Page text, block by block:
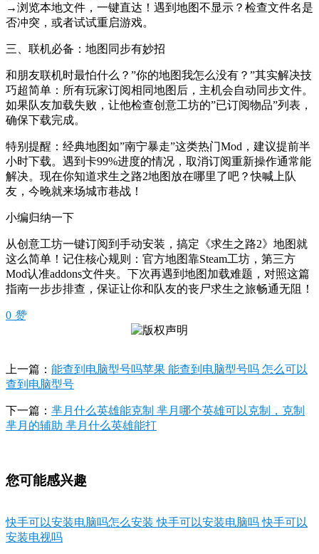
→浏览本地文件，一键直达！遇到地图不显示？检查文件名是
否冲突，或者试试重启游戏。
三、联机必备：地图同步有妙招
和朋友联机时最怕什么？”你的地图我怎么没有？”其实解决技
巧超简单：所有玩家订阅相同地图后，主机会自动同步文件。
如果队友加载失败，让他检查创意工坊的”已订阅物品”列表，
确保下载完成。
特别提醒：经典地图如”南宁暴走”这类热门Mod，建议提前半
小时下载。遇到卡99%进度的情况，取消订阅重新操作通常能
解决。现在你知道求生之路2地图放在哪里了吧？快喊上队
友，今晚就来场城市巷战！
小编归纳一下
从创意工坊一键订阅到手动安装，搞定《求生之路2》地图就
这么简单！记住核心规则：官方地图靠Steam工坊，第三方
Mod认准addons文件夹。下次再遇到地图加载难题，对照这篇
指南一步步排查，保证让你和队友的丧尸求生之旅畅通无阻！
0 赞
上一篇： 能查到电脑型号吗苹果 能查到电脑型号吗 怎么可以
查到电脑型号
下一篇： 芈月什么英雄能克制 芈月哪个英雄可以克制，克制
芈月的辅助 芈月什么英雄能打
您可能感兴趣
快手可以安装电脑吗怎么安装 快手可以安装电脑吗 快手可以
安装电视吗